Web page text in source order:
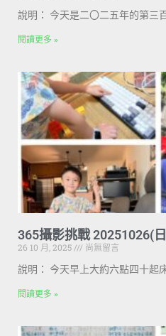
說明： 今天是二〇二五年的第三
閱讀更多 »
365攝影挑戰 20251026(
26 10 月, 2025
尚無留言
說明： 今天早上大約六點四十起
閱讀更多 »